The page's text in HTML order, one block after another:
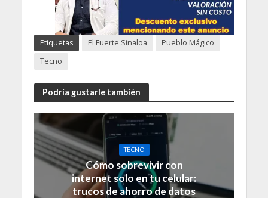
Etiquetas El Fuerte Sinaloa
Pueblo Mágico
Tecno
Podría gustarle también
TECNO
Cómo sobrevivir con
internet solo en tu celular:
trucos de ahorro de datos